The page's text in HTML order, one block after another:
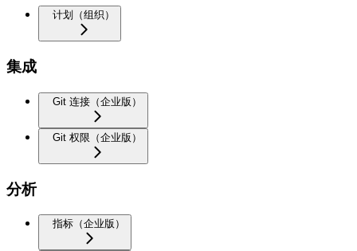
计划（组织）
集成
Git 连接（企业版）
Git 权限（企业版）
分析
指标（企业版）